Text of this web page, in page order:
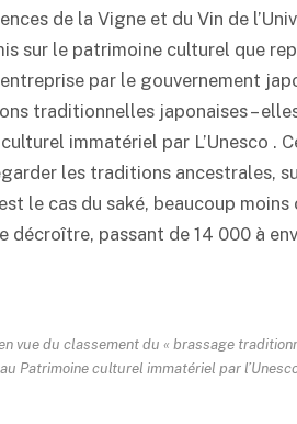
de la Vigne et du Vin de
sur le patrimoine culturel que
par le gouvernement
traditionnelles japonaises –
immatériel par L’Unesco .
les traditions ancestrales,
le cas du saké, beaucoup moins
décroître, passant de 14 000 à
vue du classement du « brassage
Patrimoine culturel immatériel par